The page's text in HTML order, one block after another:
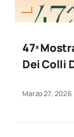
47ª
Dei Colli
Marzo 27, 2026